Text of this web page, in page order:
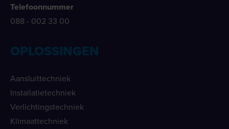
Telefoonnummer
088 - 002 33 00
OPLOSSINGEN
Aansluittechniek
Installatietechniek
Verlichtingstechniek
Klimaattechniek